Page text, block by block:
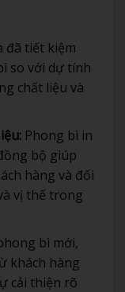
đã tiết kiệm
so với dự tính
chất liệu và
Phong bì in
bộ giúp
hàng và đối
vị thế trong
bì mới,
khách hàng
cải thiện rõ